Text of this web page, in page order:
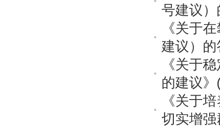
号建议
《关于
建议）的
《关于
的建议
《关于
切实增